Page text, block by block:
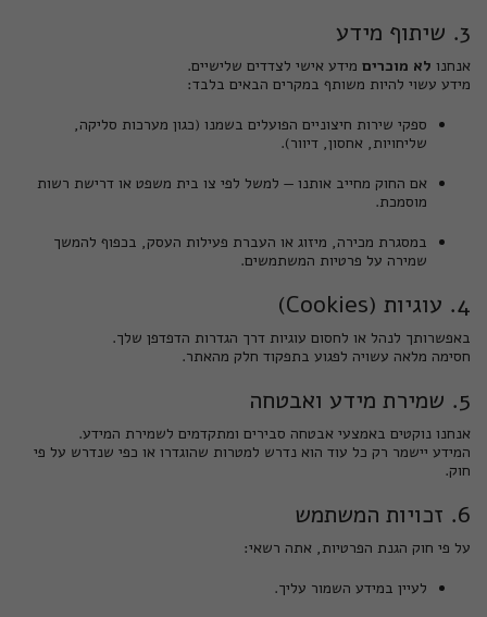
3. שיתוף מידע
אנחנו לא מוכרים מידע אישי לצדדים שלישיים.
מידע עשוי להיות משותף במקרים הבאים בלבד:
ספקי שירות חיצוניים הפועלים בשמנו (כגון מערכות סליקה,
שליחויות, אחסון, דיוור).
אם החוק מחייב אותנו — למשל לפי צו בית משפט או דרישת רשות
מוסמכת.
במסגרת מכירה, מיזוג או העברת פעילות העסק, בכפוף להמשך
שמירה על פרטיות המשתמשים.
4. עוגיות (Cookies)
באפשרותך לנהל או לחסום עוגיות דרך הגדרות הדפדפן שלך.
חסימה מלאה עשויה לפגוע בתפקוד חלק מהאתר.
5. שמירת מידע ואבטחה
אנחנו נוקטים באמצעי אבטחה סבירים ומתקדמים לשמירת המידע.
המידע יישמר רק כל עוד הוא נדרש למטרות שהוגדרו או כפי שנדרש על פי
חוק.
6. זכויות המשתמש
על פי חוק הגנת הפרטיות, אתה רשאי:
לעיין במידע השמור עליך.